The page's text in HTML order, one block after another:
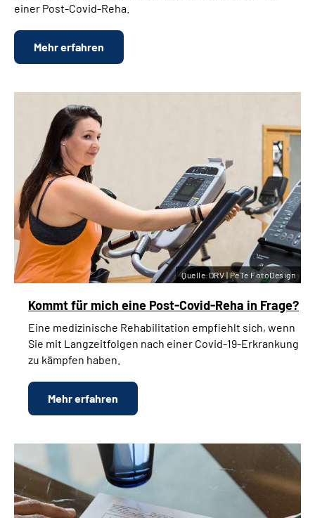
einer Post-Covid-Reha.
Mehr erfahren
Kommt für mich eine Post-Covid-Reha in Frage?
Eine medizinische Rehabilitation empfiehlt sich, wenn
Sie mit Langzeitfolgen nach einer Covid-19-Erkrankung
zu kämpfen haben.
Mehr erfahren
Quelle:DRV | PeTe FotoDesign